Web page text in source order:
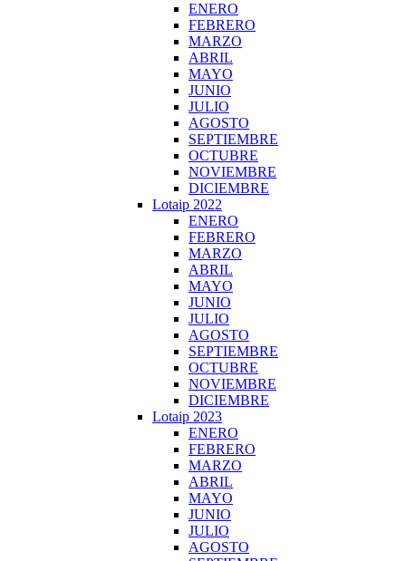
ENERO
FEBRERO
MARZO
ABRIL
MAYO
JUNIO
JULIO
AGOSTO
SEPTIEMBRE
OCTUBRE
NOVIEMBRE
DICIEMBRE
Lotaip 2022
ENERO
FEBRERO
MARZO
ABRIL
MAYO
JUNIO
JULIO
AGOSTO
SEPTIEMBRE
OCTUBRE
NOVIEMBRE
DICIEMBRE
Lotaip 2023
ENERO
FEBRERO
MARZO
ABRIL
MAYO
JUNIO
JULIO
AGOSTO